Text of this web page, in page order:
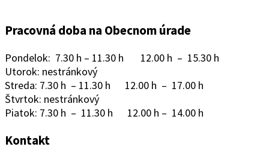
Pracovná doba na Obecnom úrade
Pondelok: 7.30 h – 11.30 h 12.00 h – 15.30 h
Utorok: nestránkový
Streda: 7.30 h – 11.30 h 12.00 h – 17.00 h
Štvrtok: nestránkový
Piatok: 7.30 h – 11.30 h 12.00 h – 14.00 h
Kontakt